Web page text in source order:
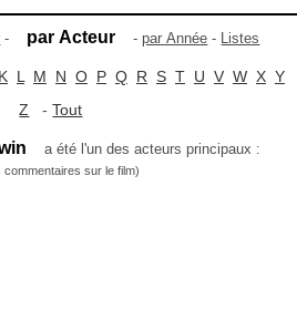
- par Acteur -par Année - Listes
K L M N O P Q R S T U V W X Y
Z -Tout
a été l'un des acteurs principaux :
sur le film)